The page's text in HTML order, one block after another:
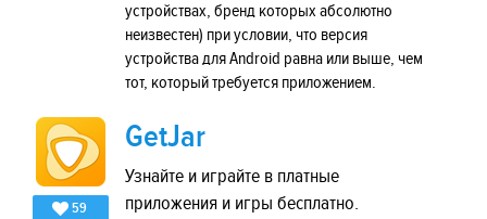
устройствах, бренд которых абсолютно
неизвестен) при условии, что версия
устройства для Android равна или выше, чем
тот, который требуется приложением.
59
GetJar
Узнайте и играйте в платные
приложения и игры бесплатно.